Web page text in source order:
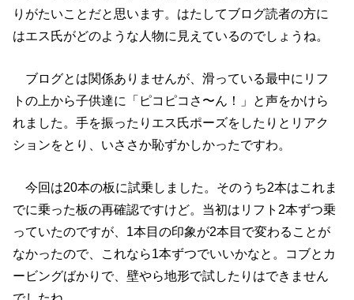
りがたいことだと思います。はたしてブログ読者の方に
はエス氏がどのような人物に見えているのでしょうね。
ブログとは関係ありませんが、滑っている最中にリフ
トの上から子供達に「ピコピコさ〜ん！」と声をかけら
れました。手を振ったりエス氏ポーズをしたりとリアク
ションをとり、いささか恥ずかしかったですわ。
今回は20本の板に試乗しました。そのうち2本はこれま
でに乗った板の再確認ですけど。当初はリフト2本ずつ乗
っていたのですが、1本目の印象が2本目で変わることが
なかったので、これなら1本ずつでいいかなと。コブとカ
ービングばかりで、壁やら地形で試したりはできません